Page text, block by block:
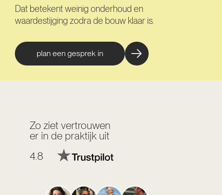
Dat betekent weinig onderhoud en
waardestijging zodra de bouw klaar is.
plan een gesprek in
Zo ziet vertrouwen
er in de praktijk uit
4.8